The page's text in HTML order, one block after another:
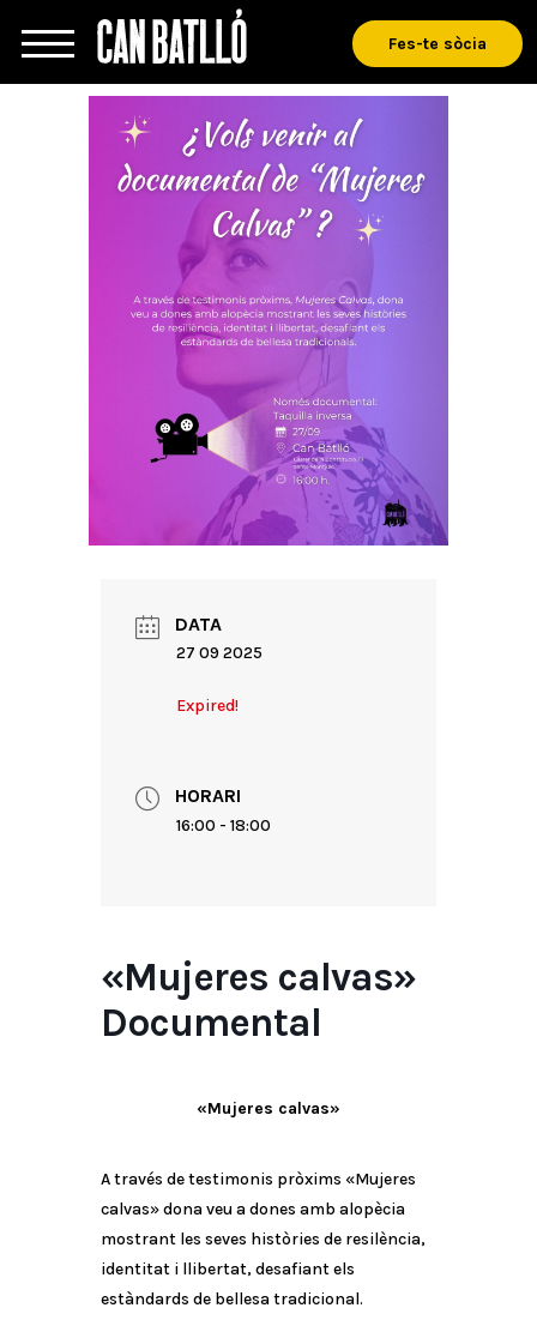
Fes-te sòcia
DATA
27 09 2025
Expired!
HORARI
16:00 - 18:00
«Mujeres calvas»
Documental
«Mujeres calvas»
A través de testimonis pròxims «Mujeres
calvas» dona veu a dones amb alopècia
mostrant les seves històries de resilència,
identitat i llibertat, desafiant els
estàndards de bellesa tradicional.